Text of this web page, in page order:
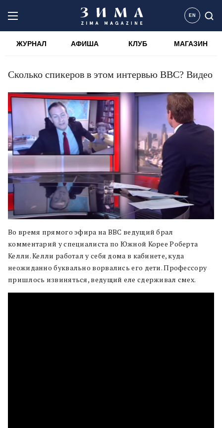
EN
ЖУРНАЛ АФИША КЛУБ МАГАЗИН
Сколько спикеров в этом интервью ВВС? Видео
Во время прямого эфира на BBC ведущий брал
комментарий у специалиста по Южной Корее Роберта
Келли. Келли работал у себя дома в кабинете, куда
неожиданно буквально ворвались его дети. Профессору
пришлось извиняться, ведущий еле сдерживал смех.